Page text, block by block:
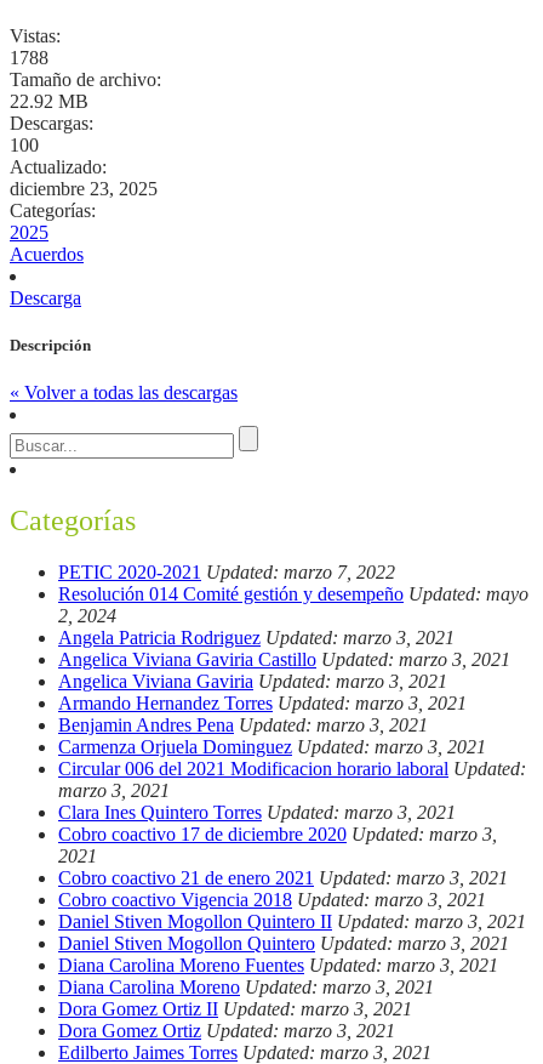
Vistas:
1788
Tamaño de archivo:
22.92 MB
Descargas:
100
Actualizado:
diciembre 23, 2025
Categorías:
2025
Acuerdos
Descarga
Descripción
« Volver a todas las descargas
Categorías
PETIC 2020-2021 Updated: marzo 7, 2022
Resolución 014 Comité gestión y desempeño Updated: mayo
2, 2024
Angela Patricia Rodriguez Updated: marzo 3, 2021
Angelica Viviana Gaviria Castillo Updated: marzo 3, 2021
Angelica Viviana Gaviria Updated: marzo 3, 2021
Armando Hernandez Torres Updated: marzo 3, 2021
Benjamin Andres Pena Updated: marzo 3, 2021
Carmenza Orjuela Dominguez Updated: marzo 3, 2021
Circular 006 del 2021 Modificacion horario laboral Updated:
marzo 3, 2021
Clara Ines Quintero Torres Updated: marzo 3, 2021
Cobro coactivo 17 de diciembre 2020 Updated: marzo 3,
2021
Cobro coactivo 21 de enero 2021 Updated: marzo 3, 2021
Cobro coactivo Vigencia 2018 Updated: marzo 3, 2021
Daniel Stiven Mogollon Quintero II Updated: marzo 3, 2021
Daniel Stiven Mogollon Quintero Updated: marzo 3, 2021
Diana Carolina Moreno Fuentes Updated: marzo 3, 2021
Diana Carolina Moreno Updated: marzo 3, 2021
Dora Gomez Ortiz II Updated: marzo 3, 2021
Dora Gomez Ortiz Updated: marzo 3, 2021
Edilberto Jaimes Torres Updated: marzo 3, 2021